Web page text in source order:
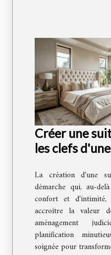
Créer une
les clefs
valeur à
La création d'une
démarche qui, au-
confort et d'intimité,
accroître la valeur
aménagement
planification
soignée pour